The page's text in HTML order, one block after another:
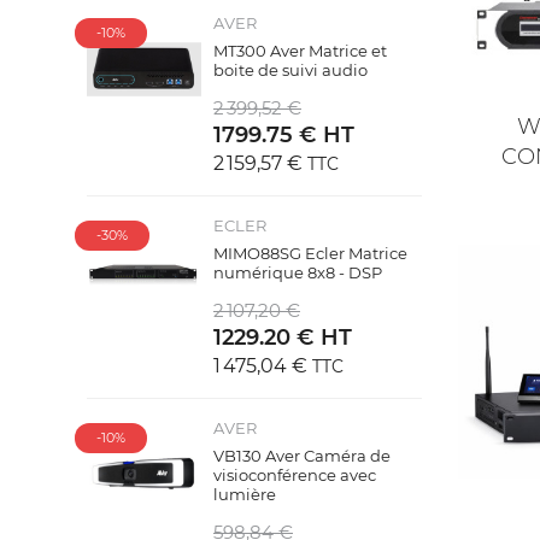
-10%
AVER
MT300 Aver Matrice et
boite de suivi audio
2 399,52 €
1799.75 € HT
2 159,57 € TTC
-30%
ECLER
MIMO88SG Ecler Matrice
numérique 8x8 - DSP
2 107,20 €
1229.20 € HT
1 475,04 € TTC
-10%
AVER
VB130 Aver Caméra de
visioconférence avec
lumière
598,84 €